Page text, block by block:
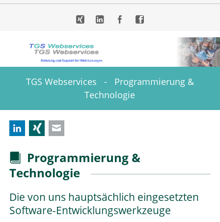
Xing LinkedIn
TGS Webservices - Programmierung &
Technologie
LinkedIn Xing
Programmierung &
Technologie
Die von uns hauptsächlich eingesetzten
Software-Entwicklungswerkzeuge